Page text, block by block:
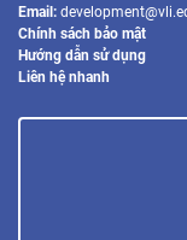
Email:
Chính sách bảo mật
Hướng dẫn sử dụng
Liên hệ nhanh